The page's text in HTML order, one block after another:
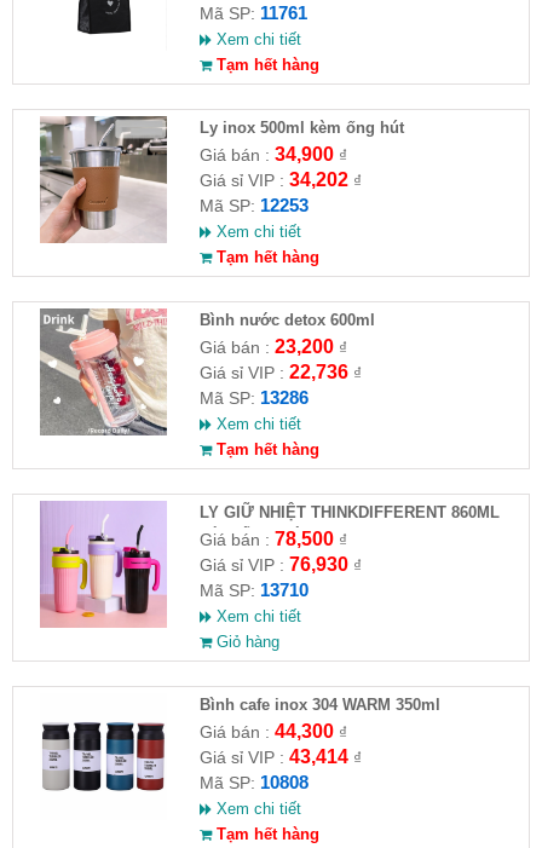
Mã SP: 11761
Xem chi tiết
Tạm hết hàng
Ly inox 500ml kèm ống hút
Giá bán : 34,900₫
Giá sỉ VIP : 34,202₫
Mã SP: 12253
Xem chi tiết
Tạm hết hàng
Bình nước detox 600ml
Giá bán : 23,200₫
Giá sỉ VIP : 22,736₫
Mã SP: 13286
Xem chi tiết
Tạm hết hàng
LY GIỮ NHIỆT THINKDIFFERENT 860ML
KÈM ỐNG HÚT
Giá bán : 78,500₫
Giá sỉ VIP : 76,930₫
Mã SP: 13710
Xem chi tiết
Giỏ hàng
Bình cafe inox 304 WARM 350ml
Giá bán : 44,300₫
Giá sỉ VIP : 43,414₫
Mã SP: 10808
Xem chi tiết
Tạm hết hàng